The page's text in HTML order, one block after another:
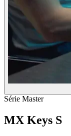
Série Master
MX Keys S